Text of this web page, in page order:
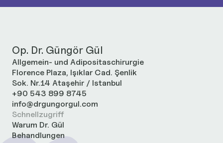
Op. Dr. Güngör Gül
Allgemein- und Adipositaschirurgie
Florence Plaza, Işıklar Cad. Şenlik
Sok. Nr.14 Ataşehir / Istanbul
+90 543 899 8745
info@drgungorgul.com
Schnellzugriff
Warum Dr. Gül
Behandlungen